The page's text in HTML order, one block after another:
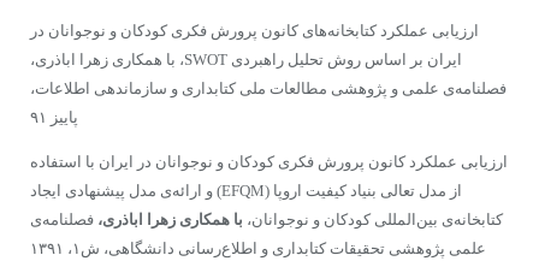
ارزیابی عملکرد کتابخانه‌های کانون پرورش فکری کودکان و نوجوانان در
ایران بر اساس روش تحلیل راهبردی SWOT، با همکاری زهرا اباذری،
فصلنامه‌ی علمی و پژوهشی مطالعات ملی کتابداری و سازماندهی اطلاعات،
پاییز ۹۱
ارزیابی عملکرد کانون پرورش فکری کودکان و نوجوانان در ایران با استفاده
از مدل تعالی بنیاد کیفیت اروپا (EFQM) و ارائه‌ی مدل پیشنهادی ایجاد
کتابخانه‌ی بین‌المللی کودکان و نوجوانان، با همکاری زهرا اباذری، فصلنامه‌ی
علمی پژوهشی تحقیقات کتابداری و اطلاع‌رسانی دانشگاهی، ش۱، ۱۳۹۱